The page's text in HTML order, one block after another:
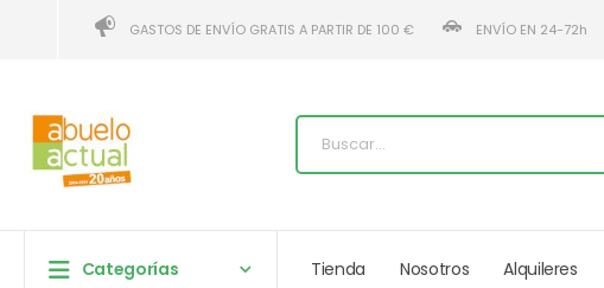
GASTOS DE ENVÍO GRATIS A PARTIR DE 100 € ENVÍO EN 24-72h
Categorías Tienda Nosotros Alquileres